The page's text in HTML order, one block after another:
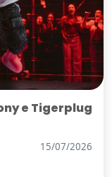
e Tigerplug
15/07/2026